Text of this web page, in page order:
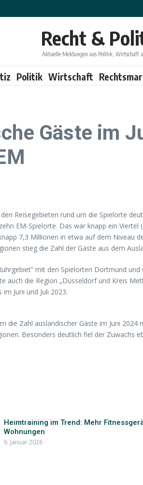
Recht &
Aktuelle Meldungen aus Politik, Wirtschaft
Politik Wirtschaft
Gäste im
Reisegebieten rund um die Spielorte
EM-Spielorte. Das war knapp ein
7,3 Millionen in etwa auf dem Niveau
stieg die Zahl der Gäste aus dem
mit den Spielorten Dortmund und
auch die Region „Düsseldorf und Kreis
Juni und Juli 2023.
die Zahl ausländischer Gäste im Juni
Besonders deutlich fiel der Zuwachs
Heimtraining im Trend: Mehr
Wohnungen
6. Januar 2026